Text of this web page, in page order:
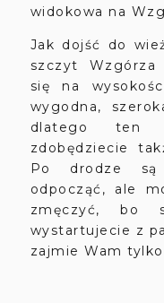
widokowa na
Jak dojść do
szczyt Wzgórza
się na
wygodna,
dlatego ten
zdobędziecie
Po drodze są
odpocząć, ale
zmęczyć, bo
wystartujecie z
zajmie Wam